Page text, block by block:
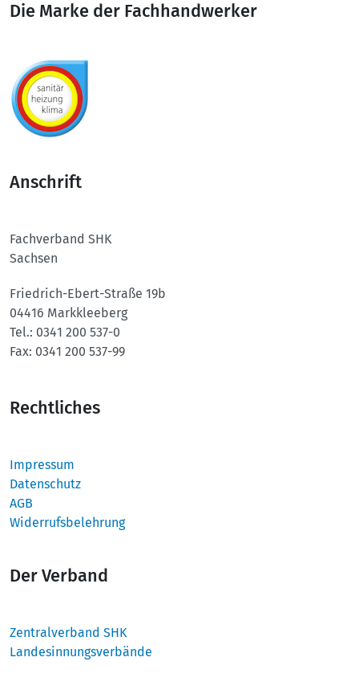
Die Marke der Fachhandwerker
Anschrift
Fachverband SHK
Sachsen
Friedrich-Ebert-Straße 19b
04416 Markkleeberg
Tel.: 0341 200 537-0
Fax: 0341 200 537-99
Rechtliches
Impressum
Datenschutz
AGB
Widerrufsbelehrung
Der Verband
Zentralverband SHK
Landesinnungsverbände